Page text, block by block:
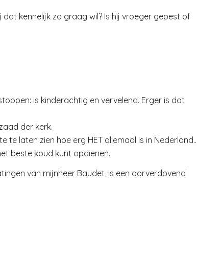
kennelijk zo graag wil? Is hij vroeger gepest of
is kinderachtig en vervelend. Erger is dat
der kerk.
te laten zien hoe erg HET allemaal is in
beste koud kunt opdienen.
van mijnheer Baudet, is een oorverdovend